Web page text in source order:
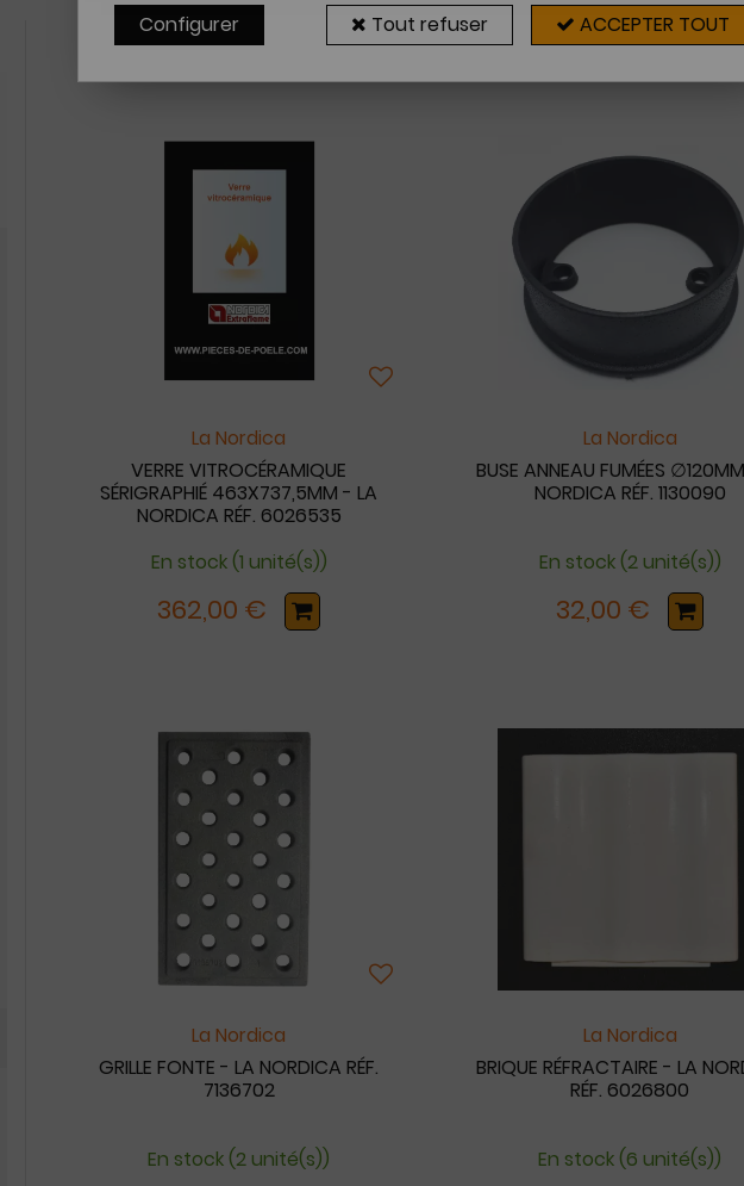
9 articles sur9
La Nordica
VERRE VITROCÉRAMIQUE
SÉRIGRAPHIÉ 463X737,5MM - LA
NORDICA RÉF. 6026535
En stock (1 unité(s))
362,00 €
La Nordica
BUSE ANNEAU FUMÉES
NORDICA RÉF. 1130090
En stock (2 unité(s))
32,00 €
La Nordica
GRILLE FONTE - LA NORDICA RÉF.
7136702
En stock (2 unité(s))
La Nordica
BRIQUE RÉFRACTAIRE - LA
RÉF. 6026800
En stock (6 unité(s))
Configurer Tout refuser ACCEPTER TOUT